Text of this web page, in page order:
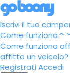
Iscrivi il tuo
Come funziona
Come funziona
affitto un veicolo?
Registrati Accedi